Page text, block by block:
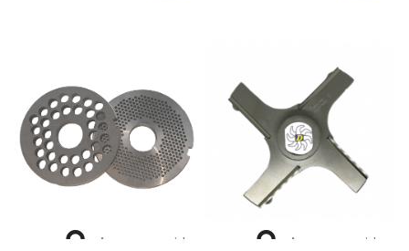
 Aperçu rapide  Aperçu rapide